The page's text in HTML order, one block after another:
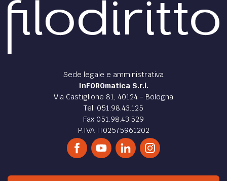
Sede legale e amministrativa
InFOROmatica S.r.l.
Via Castiglione 81, 40124 - Bologna
Tel. 051.98.43.125
Fax 051.98.43.529
P.IVA IT02575961202